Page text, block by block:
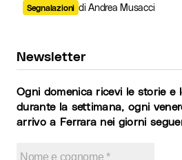
Segnalazioni di Andrea Musacci
Newsletter
Ogni domenica ricevi le storie e
durante la settimana, ogni
arrivo a Ferrara nei giorni